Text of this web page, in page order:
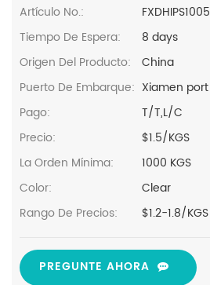
Artículo No.:
FXDHIPS1005
Tiempo De Espera:
8 days
Origen Del Producto:
China
Puerto De Embarque: Xiamen port
Pago:
T/T,L/C
Precio:
$1.5/KGS
La Orden Mínima:
1000 KGS
Color:
Clear
Rango De Precios:
$1.2-1.8/KGS
PREGUNTE AHORA